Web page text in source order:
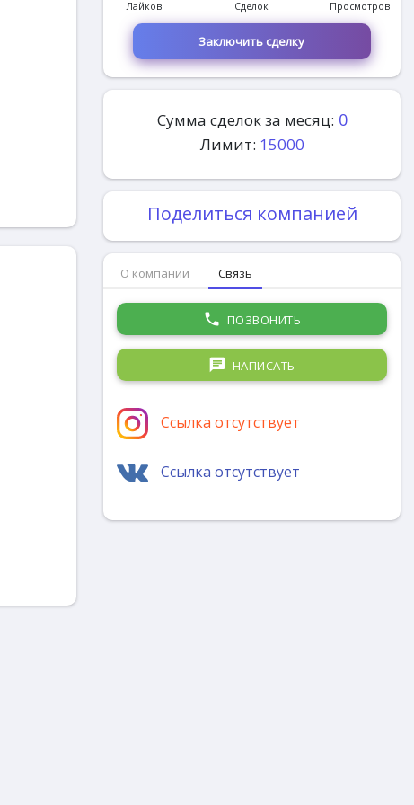
Лайков Сделок Просмотров
Заключить сделку
Сумма сделок за месяц: 0
Лимит: 15000
Поделиться компанией
О компании Связь
phone ПОЗВОНИТЬ
chat НАПИСАТЬ
Ссылка отсутствует
Ссылка отсутствует